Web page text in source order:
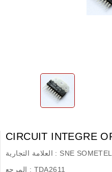
CIRCUIT INTEGRE
العلامة التجارية : SNE SOMETEL
المرجع : TDA2611